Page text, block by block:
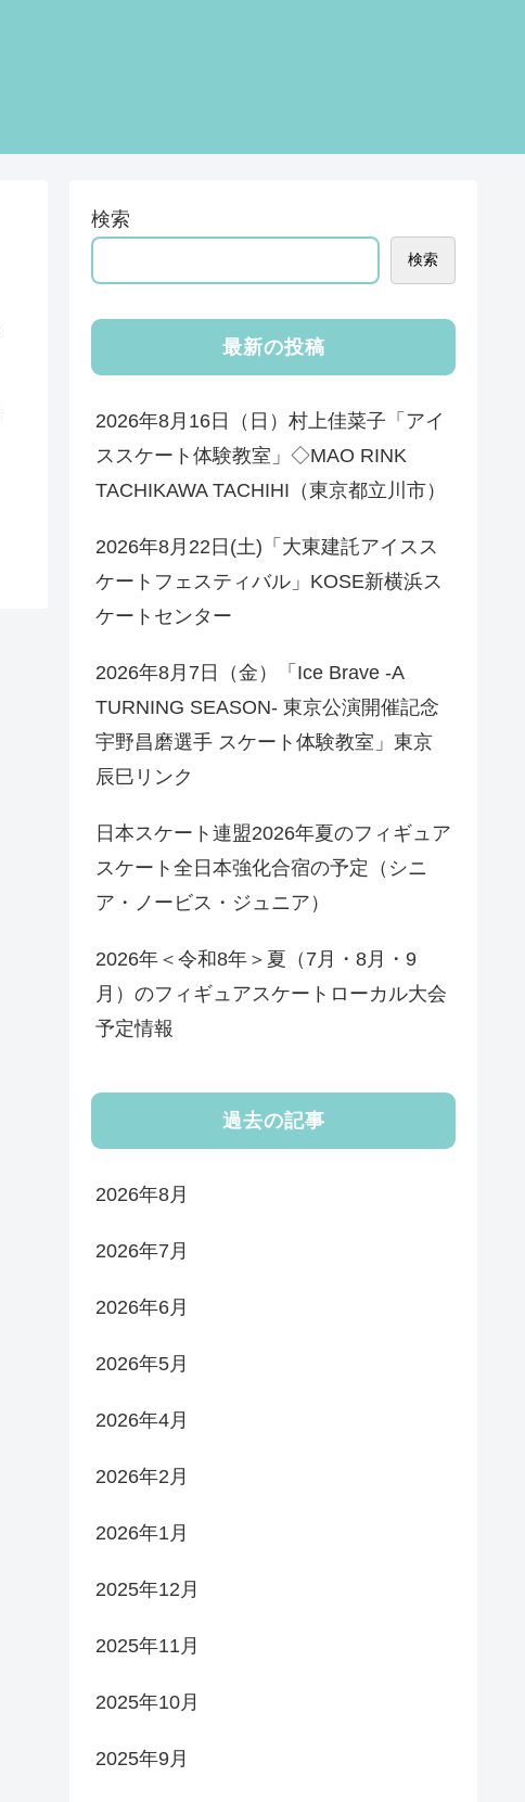
検索
検索
最新の投稿
2026年8月16日（日）村上佳菜子「アイ
ススケート体験教室」◇MAO RINK
TACHIKAWA TACHIHI（東京都立川市）
2026年8月22日(土)「大東建託アイスス
ケートフェスティバル」KOSE新横浜ス
ケートセンター
2026年8月7日（金）「Ice Brave -A
TURNING SEASON- 東京公演開催記念
宇野昌磨選手 スケート体験教室」東京
辰巳リンク
日本スケート連盟2026年夏のフィギュア
スケート全日本強化合宿の予定（シニ
ア・ノービス・ジュニア）
2026年＜令和8年＞夏（7月・8月・9
月）のフィギュアスケートローカル大会
予定情報
過去の記事
2026年8月
2026年7月
2026年6月
2026年5月
2026年4月
2026年2月
2026年1月
2025年12月
2025年11月
2025年10月
2025年9月